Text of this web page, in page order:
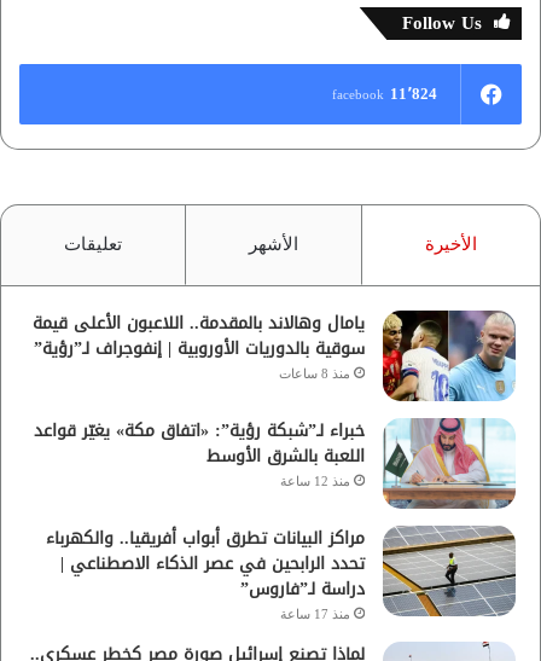
Follow Us
11٬824 facebook
الأخيرة الأشهر تعليقات
يامال وهالاند بالمقدمة.. اللاعبون الأعلى قيمة
سوقية بالدوريات الأوروبية | إنفوجراف لـ”رؤية”
منذ 8 ساعات
خبراء لـ”شبكة رؤية”: «اتفاق مكة» يغيّر قواعد
اللعبة بالشرق الأوسط
منذ 12 ساعة
مراكز البيانات تطرق أبواب أفريقيا.. والكهرباء
تحدد الرابحين في عصر الذكاء الاصطناعي |
دراسة لـ”فاروس”
منذ 17 ساعة
لماذا تصنع إسرائيل صورة مصر كخطر عسكري..